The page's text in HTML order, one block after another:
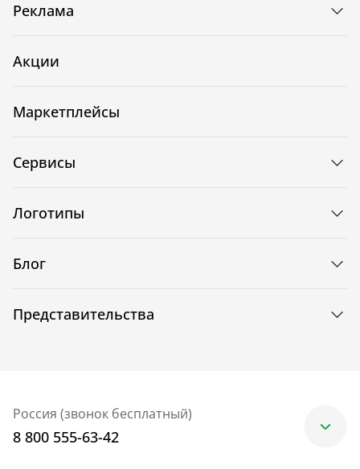
Реклама
Акции
Маркетплейсы
Сервисы
Логотипы
Блог
Представительства
Россия (звонок бесплатный)
8 800 555-63-42